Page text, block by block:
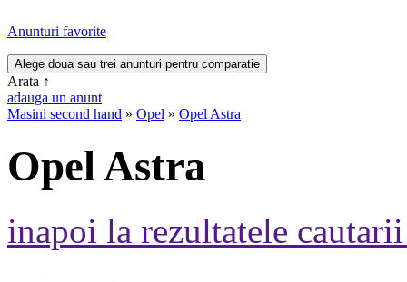
Anunturi favorite
Arata ↑
adauga un anunt
Masini second hand » Opel » Opel Astra
Opel Astra
inapoi la rezultatele